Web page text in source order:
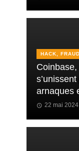
HACK,
arnaques
22 mai 2024